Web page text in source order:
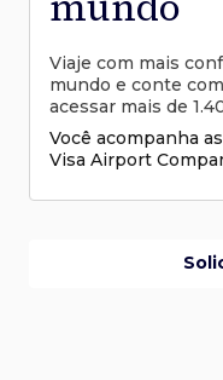
Viaje com mais
mundo e conte
acessar mais de
Você acompanha
Visa Airport